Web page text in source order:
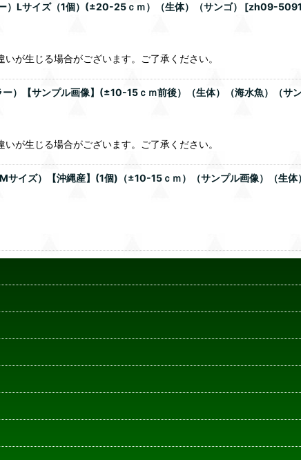
）Lサイズ（1個）(±20-25ｃｍ）（生体）（サンゴ） [zh09-
が生じる場合がございます。ご了承ください。
）【サンプル画像】(±10-15ｃｍ前後）（生体）（海水魚）（サン
が生じる場合がございます。ご了承ください。
サイズ）【沖縄産】(1個)（±10-15ｃｍ）（サンプル画像）（生体